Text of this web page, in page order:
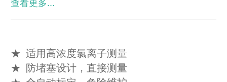
工作环境: -5~40C，0~90%RH
设备重量:约250Kg
查看更多...
★ 适用高浓度氯离子测量
★
防堵塞设计，直接测量